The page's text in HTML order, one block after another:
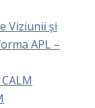
Viziunii și
APL –